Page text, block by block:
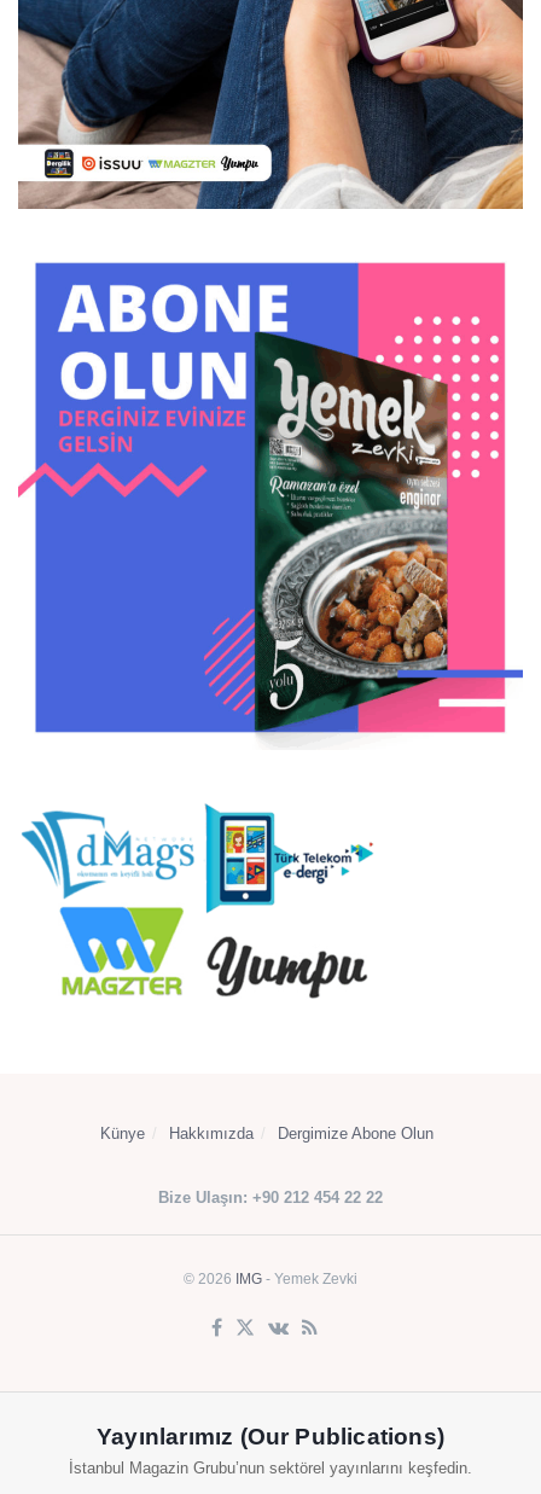
Künye Hakkımızda Dergimize Abone Olun
Bize Ulaşın: +90 212 454 22 22
© 2026 IMG - Yemek Zevki
Yayınlarımız (Our Publications)
İstanbul Magazin Grubu’nun sektörel yayınlarını keşfedin.